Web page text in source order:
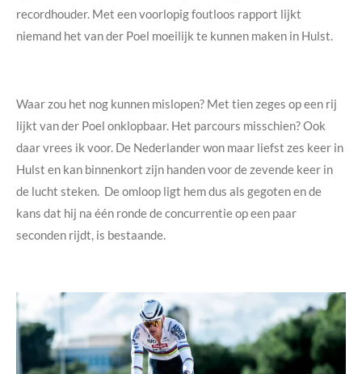
recordhouder. Met een voorlopig foutloos rapport lijkt
niemand het van der Poel moeilijk te kunnen maken in Hulst.
Waar zou het nog kunnen mislopen? Met tien zeges op een rij
lijkt van der Poel onklopbaar. Het parcours misschien? Ook
daar vrees ik voor. De Nederlander won maar liefst zes keer in
Hulst en kan binnenkort zijn handen voor de zevende keer in
de lucht steken. De omloop ligt hem dus als gegoten en de
kans dat hij na één ronde de concurrentie op een paar
seconden rijdt, is bestaande.